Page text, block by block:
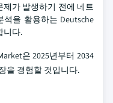
가 발생하기 전에 네트
을 활용하는 Deutsche
니다.
은 2025년부터 2034
을 경험할 것입니다.